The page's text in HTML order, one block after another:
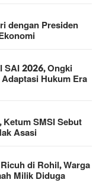
dengan Presiden
SAI 2026, Ongki
Hukum Era
SMSI Sebut
Asasi
di Rohil, Warga
Milik Diduga